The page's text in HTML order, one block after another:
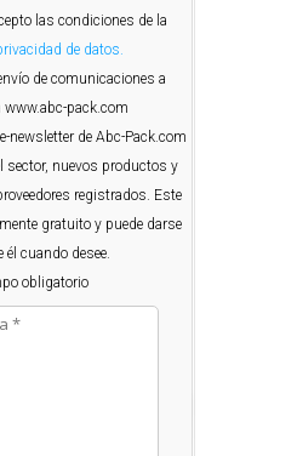
las condiciones de la
de datos.
de comunicaciones a
www.abc-pack.com
newsletter de Abc-Pack.com
sector, nuevos productos y
registrados. Este
gratuito y puede darse
él cuando desee.
obligatorio